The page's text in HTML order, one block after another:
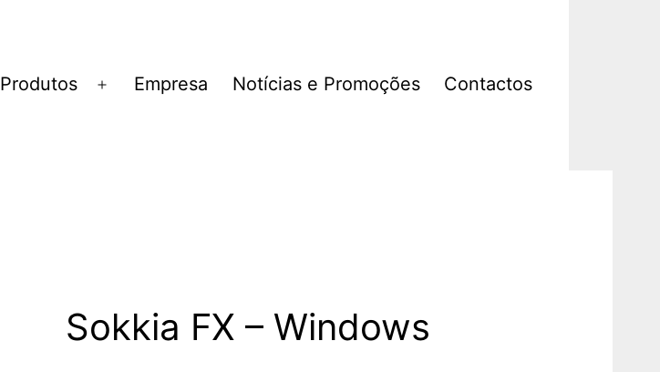
Produtos
Abrir
Empresa Notícias e Promoções Contactos
Sokkia FX – Windows